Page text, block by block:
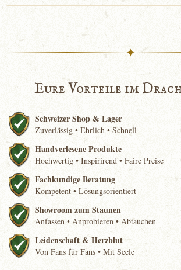
✦
Eure Vorteile im
Schweizer Shop & Lager
Zuverlässig • Ehrlich • Schnell
Handverlesene Produkte
Hochwertig • Inspirirend • Faire Preise
Fachkundige Beratung
Kompetent • Lösungsorientiert
Showroom zum Staunen
Anfassen • Anprobieren • Abtauchen
Leidenschaft & Herzblut
Von Fans für Fans • Mit Seele